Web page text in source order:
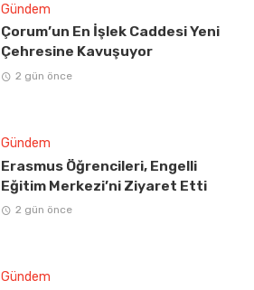
Gündem
Çorum’un En İşlek Caddesi Yeni
Çehresine Kavuşuyor
2 gün önce
Gündem
Erasmus Öğrencileri, Engelli
Eğitim Merkezi’ni Ziyaret Etti
2 gün önce
Gündem